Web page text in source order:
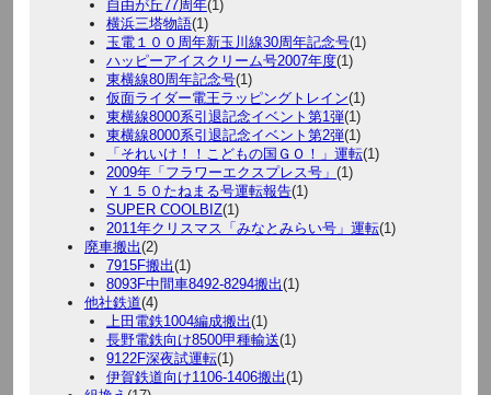
自由が丘77周年(1)
横浜三塔物語(1)
玉電１００周年新玉川線30周年記念号(1)
ハッピーアイスクリーム号2007年度(1)
東横線80周年記念号(1)
仮面ライダー電王ラッピングトレイン(1)
東横線8000系引退記念イベント第1弾(1)
東横線8000系引退記念イベント第2弾(1)
「それいけ！！こどもの国ＧＯ！」運転(1)
2009年「フラワーエクスプレス号」 (1)
Ｙ１５０たねまる号運転報告(1)
SUPER COOLBIZ(1)
2011年クリスマス「みなとみらい号」運転(1)
廃車搬出(2)
7915F搬出(1)
8093F中間車8492-8294搬出(1)
他社鉄道(4)
上田電鉄1004編成搬出(1)
長野電鉄向け8500甲種輸送(1)
9122F深夜試運転(1)
伊賀鉄道向け1106-1406搬出(1)